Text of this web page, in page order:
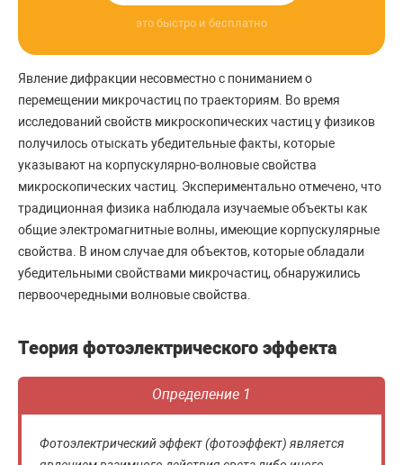
это быстро и бесплатно
Явление дифракции несовместно с пониманием о
перемещении микрочастиц по траекториям. Во время
исследований свойств микроскопических частиц у физиков
получилось отыскать убедительные факты, которые
указывают на корпускулярно-волновые свойства
микроскопических частиц. Экспериментально отмечено, что
традиционная физика наблюдала изучаемые объекты как
общие электромагнитные волны, имеющие корпускулярные
свойства. В ином случае для объектов, которые обладали
убедительными свойствами микрочастиц, обнаружились
первоочередными волновые свойства.
Теория фотоэлектрического эффекта
Определение 1
Фотоэлектрический эффект (фотоэффект) является